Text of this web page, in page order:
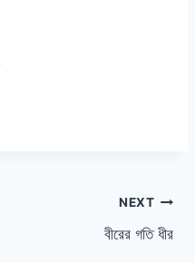
NEXT
বীরের গতি ধীর